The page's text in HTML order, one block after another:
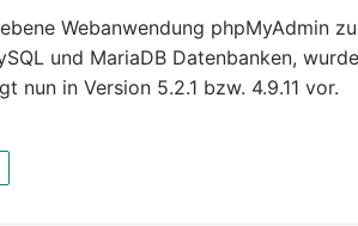
Webanwendung phpMyAdmin
und MariaDB Datenbanken,
nun in Version 5.2.1 bzw. 4.9.11 vor.